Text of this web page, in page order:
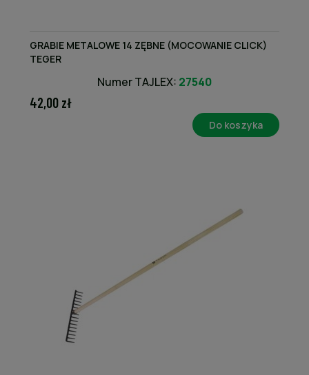
GRABIE METALOWE 14 ZĘBNE (MOCOWANIE CLICK)
TEGER
Numer TAJLEX: 27540
42,00 zł
Do koszyka